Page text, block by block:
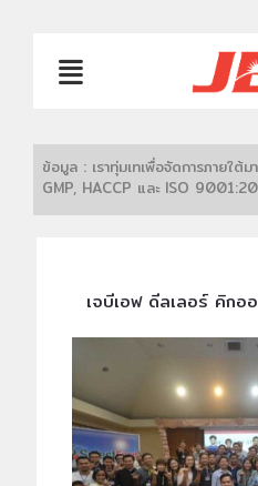
ข้อมูล : เราทุ่มเทเพื่อจัดการภายใต้
GMP, HACCP และ ISO
เจบีเอฟ ดีลเลอร์ คิกอ